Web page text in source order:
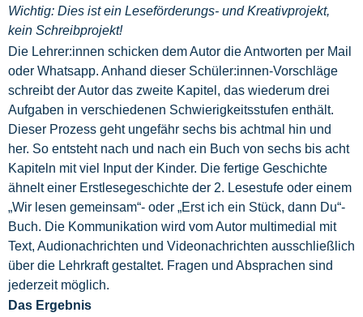
Wichtig: Dies ist ein Leseförderungs- und Kreativprojekt,
kein Schreibprojekt!
Die Lehrer:innen schicken dem Autor die Antworten per Mail
oder Whatsapp. Anhand dieser Schüler:innen-Vorschläge
schreibt der Autor das zweite Kapitel, das wiederum drei
Aufgaben in verschiedenen Schwierigkeitsstufen enthält.
Dieser Prozess geht ungefähr sechs bis achtmal hin und
her. So entsteht nach und nach ein Buch von sechs bis acht
Kapiteln mit viel Input der Kinder. Die fertige Geschichte
ähnelt einer Erstlesegeschichte der 2. Lesestufe oder einem
„Wir lesen gemeinsam“- oder „Erst ich ein Stück, dann Du“-
Buch. Die Kommunikation wird vom Autor multimedial mit
Text, Audionachrichten und Videonachrichten ausschließlich
über die Lehrkraft gestaltet. Fragen und Absprachen sind
jederzeit möglich.
Das Ergebnis